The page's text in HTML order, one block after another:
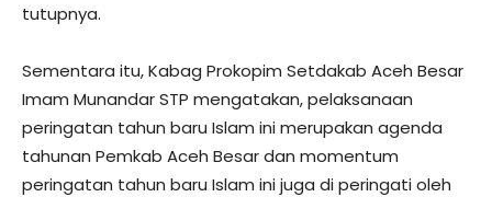
tutupnya.
Sementara itu, Kabag Prokopim Setdakab Aceh Besar
Imam Munandar STP mengatakan, pelaksanaan
peringatan tahun baru Islam ini merupakan agenda
tahunan Pemkab Aceh Besar dan momentum
peringatan tahun baru Islam ini juga di peringati oleh